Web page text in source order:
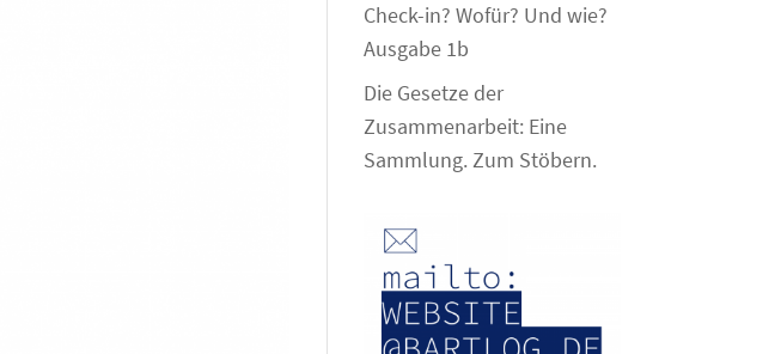
Check-in? Wofür? Und wie?
Ausgabe 1b
Die Gesetze der
Zusammenarbeit: Eine
Sammlung. Zum Stöbern.